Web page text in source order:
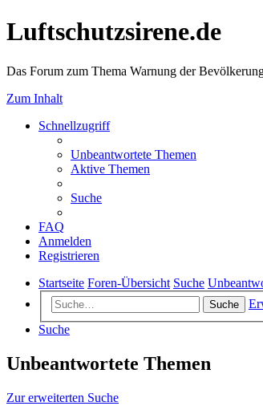
Luftschutzsirene.de
Das Forum zum Thema Warnung der
Zum Inhalt
Schnellzugriff
Unbeantwortete Themen
Aktive Themen
Suche
FAQ
Anmelden
Registrieren
Startseite Foren-Übersicht Suche
Suche
Suche
Unbeantwortete Themen
Zur erweiterten Suche